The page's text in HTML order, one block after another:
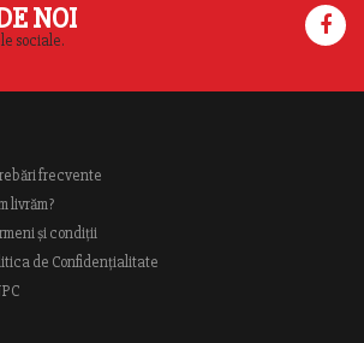
NOI
sociale.
frecvente
livrăm?
și condiții
de Confidențialitate